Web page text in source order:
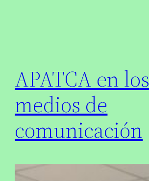
APATCA en los
medios de
comunicación